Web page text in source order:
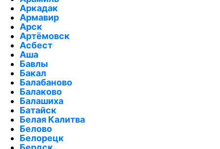
Аркадак
Армавир
Арск
Артёмовск
Асбест
Аша
Бавлы
Бакал
Балабаново
Балаково
Балашиха
Батайск
Белая Калитва
Белово
Белорецк